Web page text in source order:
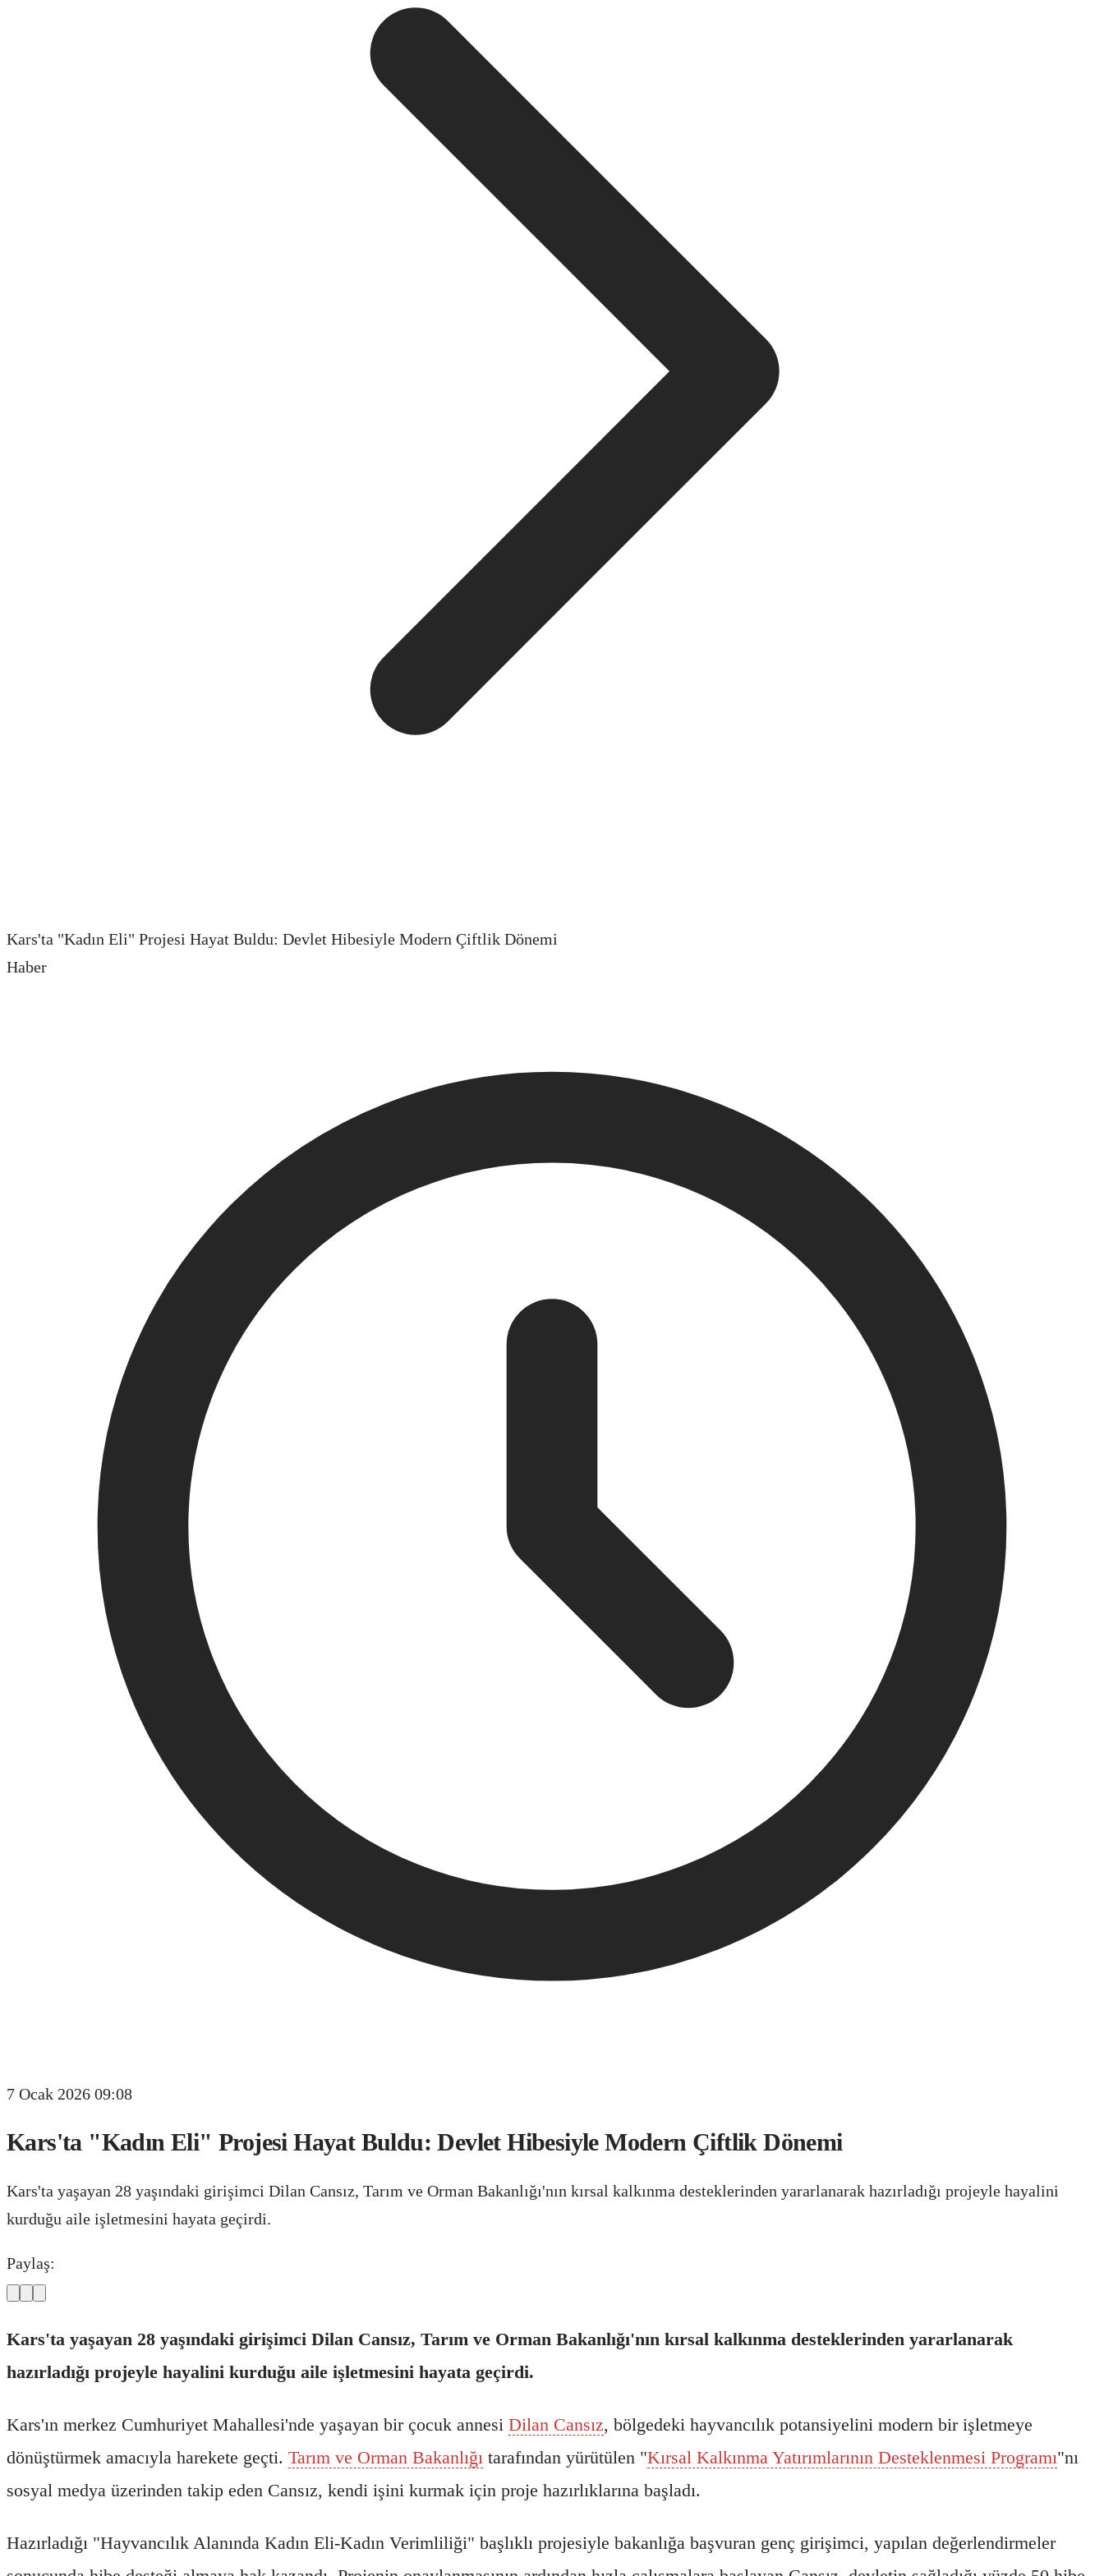
Kars'ta "Kadın Eli" Projesi Hayat Buldu: Devlet Hibesiyle Modern Çiftlik Dönemi
Haber
7 Ocak 2026 09:08
Kars'ta "Kadın Eli" Projesi Hayat Buldu: Devlet Hibesiyle Modern Çiftlik Dönemi
Kars'ta yaşayan 28 yaşındaki girişimci Dilan Cansız, Tarım ve Orman Bakanlığı'nın kırsal kalkınma desteklerinden yararlanarak hazırladığı projeyle hayalini
kurduğu aile işletmesini hayata geçirdi.
Paylaş:
Kars'ta yaşayan 28 yaşındaki girişimci Dilan Cansız, Tarım ve Orman Bakanlığı'nın kırsal kalkınma desteklerinden yararlanarak
hazırladığı projeyle hayalini kurduğu aile işletmesini hayata geçirdi.
Kars'ın merkez Cumhuriyet Mahallesi'nde yaşayan bir çocuk annesi Dilan Cansız, bölgedeki hayvancılık potansiyelini modern bir işletmeye
dönüştürmek amacıyla harekete geçti. Tarım ve Orman Bakanlığı tarafından yürütülen "Kırsal Kalkınma Yatırımlarının Desteklenmesi Programı"nı
sosyal medya üzerinden takip eden Cansız, kendi işini kurmak için proje hazırlıklarına başladı.
Hazırladığı "Hayvancılık Alanında Kadın Eli-Kadın Verimliliği" başlıklı projesiyle bakanlığa başvuran genç girişimci, yapılan değerlendirmeler